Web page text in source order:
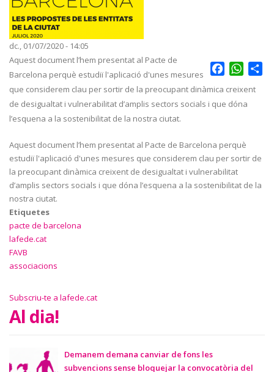
dc., 01/07/2020 - 14:05
Facebook
Aquest document l’hem presentat al Pacte de
Barcelona perquè estudiï l'aplicació d'unes mesures
que considerem clau per sortir de la preocupant dinàmica creixent
de desigualtat i vulnerabilitat d’amplis sectors socials i que dóna
l’esquena a la sostenibilitat de la nostra ciutat.
Aquest document l’hem presentat al Pacte de Barcelona perquè
estudiï l'aplicació d'unes mesures que considerem clau per sortir de
la preocupant dinàmica creixent de desigualtat i vulnerabilitat
d’amplis sectors socials i que dóna l’esquena a la sostenibilitat de la
nostra ciutat.
Etiquetes
pacte de barcelona
lafede.cat
FAVB
associacions
Subscriu-te a lafede.cat
Al dia!
Demanem demana canviar de fons les
subvencions sense bloquejar la convocatòria del